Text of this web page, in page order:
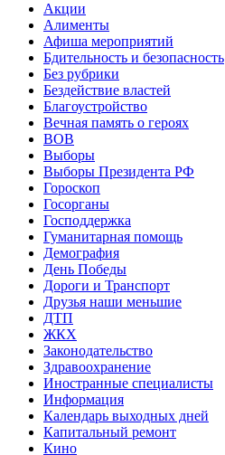
Акции
Алименты
Афиша мероприятий
Бдительность и безопасность
Без рубрики
Бездействие властей
Благоустройство
Вечная память о героях
ВОВ
Выборы
Выборы Президента РФ
Гороскоп
Госорганы
Господдержка
Гуманитарная помощь
Демография
День Победы
Дороги и Транспорт
Друзья наши меньшие
ДТП
ЖКХ
Законодательство
Здравоохранение
Иностранные специалисты
Информация
Календарь выходных дней
Капитальный ремонт
Кино